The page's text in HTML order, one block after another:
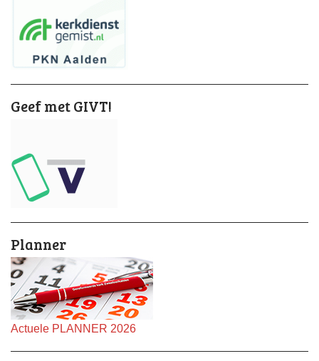
Geef met GIVT!
Planner
Actuele PLANNER 2026